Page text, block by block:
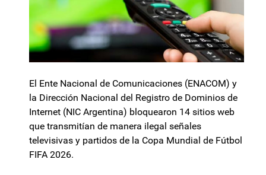
El Ente Nacional de Comunicaciones (ENACOM) y
la Dirección Nacional del Registro de Dominios de
Internet (NIC Argentina) bloquearon 14 sitios web
que transmitían de manera ilegal señales
televisivas y partidos de la Copa Mundial de Fútbol
FIFA 2026.